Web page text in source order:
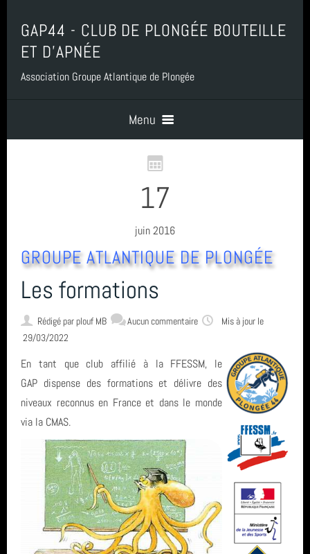
GAP44 - CLUB DE PLONGÉE BOUTEILLE
ET D'APNÉE
Association Groupe Atlantique de Plongée
Menu
Accueil
Contact
Boutique, Baptême, Billetterie et Adhésion
Nous situer
Statuts, règlement intérieur, charte formation, ... ⚓
Calendrier
Horaire des marées
17
juin 2016
GROUPE ATLANTIQUE DE PLONGÉE
Les formations
Rédigé parplouf MB Aucun commentaire
Mis à jour le
29/03/2022
En tant que club affilié à la FFESSM, le
GAP dispense des formations et délivre des
niveaux reconnus en France et dans le monde
via la CMAS.